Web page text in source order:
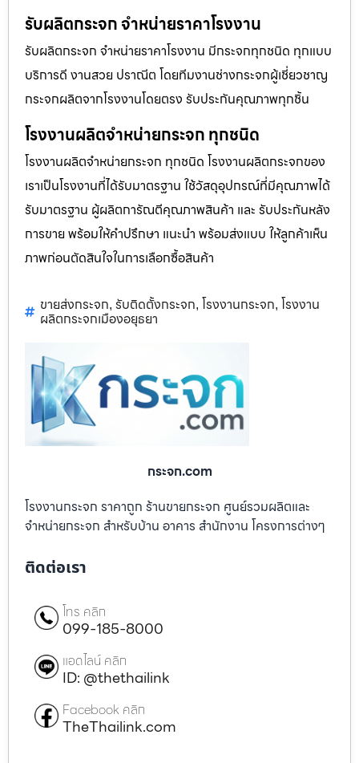
รับผลิตกระจก จำหน่ายราคาโรงงาน
รับผลิตกระจก จำหน่ายราคาโรงงาน มีกระจกทุกชนิด ทุกแบบ
บริการดี งานสวย ปราณีต โดยทีมงานช่างกระจกผู้เชี่ยวชาญ
กระจกผลิตจากโรงงานโดยตรง รับประกันคุณภาพทุกชิ้น
โรงงานผลิตจำหน่ายกระจก ทุกชนิด
โรงงานผลิตจำหน่ายกระจก ทุกชนิด โรงงานผลิตกระจกของ
เราเป็นโรงงานที่ได้รับมาตรฐาน ใช้วัสดุอุปกรณ์ที่มีคุณภาพได้
รับมาตรฐาน ผู้ผลิตการัณตีคุณภาพสินค้า และ รับประกันหลัง
การขาย พร้อมให้คำปรึกษา แนะนำ พร้อมส่งแบบ ให้ลูกค้าเห็น
ภาพก่อนตัดสินใจในการเลือกซื้อสินค้า
ขายส่งกระจก, รับติดตั้งกระจก, โรงงานกระจก, โรงงาน
ผลิตกระจกเมืองอยุธยา
กระจก.com
โรงงานกระจก ราคาถูก ร้านขายกระจก ศูนย์รวมผลิตและ
จำหน่ายกระจก สำหรับบ้าน อาคาร สำนักงาน โครงการต่างๆ
ติดต่อเรา
โทร คลิก
099-185-8000
แอดไลน์ คลิก
ID: @thethailink
Facebook คลิก
TheThailink.com